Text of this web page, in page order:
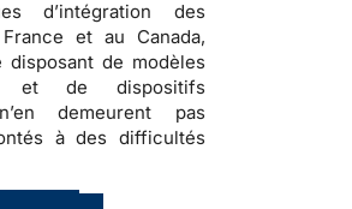
d’intégration des
et au Canada,
disposant de modèles
et de dispositifs
demeurent pas
à des difficultés